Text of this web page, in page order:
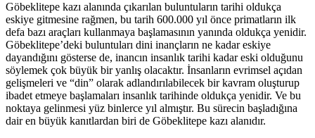
Göbeklitepe kazı alanında çıkarılan buluntuların tarihi oldukça
eskiye gitmesine rağmen, bu tarih 600.000 yıl önce primatların ilk
defa bazı araçları kullanmaya başlamasının yanında oldukça yenidir.
Göbeklitepe’deki buluntuları dini inançların ne kadar eskiye
dayandığını gösterse de, inancın insanlık tarihi kadar eski olduğunu
söylemek çok büyük bir yanlış olacaktır. İnsanların evrimsel açıdan
gelişmeleri ve “din” olarak adlandırılabilecek bir kavram oluşturup
ibadet etmeye başlamaları insanlık tarihinde oldukça yenidir. Ve bu
noktaya gelinmesi yüz binlerce yıl almıştır. Bu sürecin başladığına
dair en büyük kanıtlardan biri de Göbeklitepe kazı alanıdır.